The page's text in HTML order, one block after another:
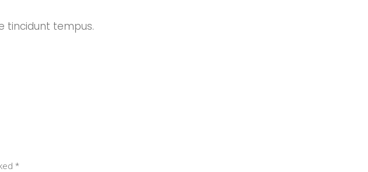
tincidunt tempus.
*